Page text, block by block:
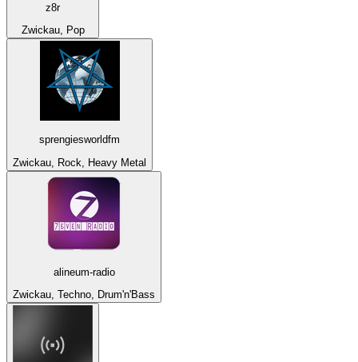
z8r
Zwickau, Pop
sprengiesworldfm
Zwickau, Rock, Heavy Metal
alineum-radio
Zwickau, Techno, Drum'n'Bass